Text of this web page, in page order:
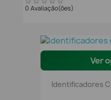
0 Avaliação(ões)
Ver
Identificadores